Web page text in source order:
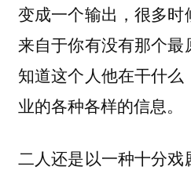
变成一个输出，很多
来自于你有没有那个
知道这个人他在干什
业的各种各样的信息。
二人还是以一种十分戏